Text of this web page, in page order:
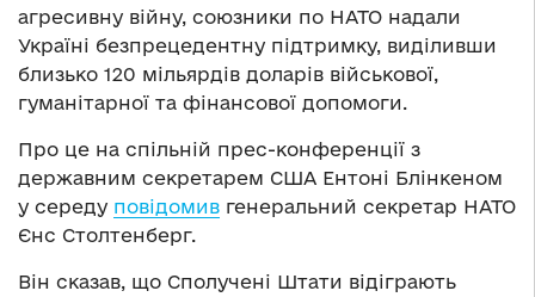
агресивну війну, союзники по НАТО надали
Україні безпрецедентну підтримку, виділивши
близько 120 мільярдів доларів військової,
гуманітарної та фінансової допомоги.
Про це на спільній прес-конференції з
державним секретарем США Ентоні Блінкеном
у середу повідомив генеральний секретар НАТО
Єнс Столтенберг.
Він сказав, що Сполучені Штати відіграють